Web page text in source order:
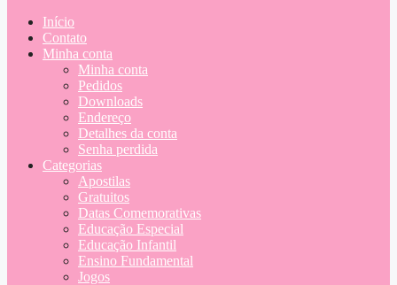
Início
Contato
Minha conta
Minha conta
Pedidos
Downloads
Endereço
Detalhes da conta
Senha perdida
Categorias
Apostilas
Gratuitos
Datas Comemorativas
Educação Especial
Educação Infantil
Ensino Fundamental
Jogos